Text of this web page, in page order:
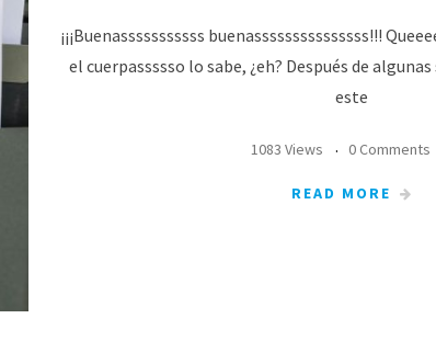
¡¡¡Buenasssssssssss buenasssssssssssssss!!!
el cuerpassssso lo sabe, ¿eh? Después de
este
1083 Views 0 Comments
READ MORE